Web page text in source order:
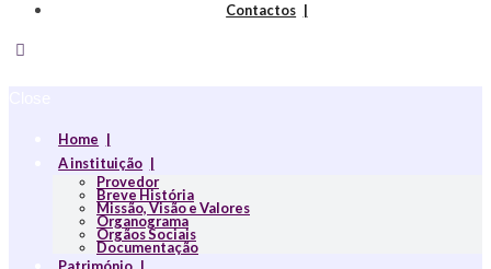
Contactos
Home
A instituição
Provedor
Breve História
Missão, Visão e Valores
Organograma
Orgãos Sociais
Documentação